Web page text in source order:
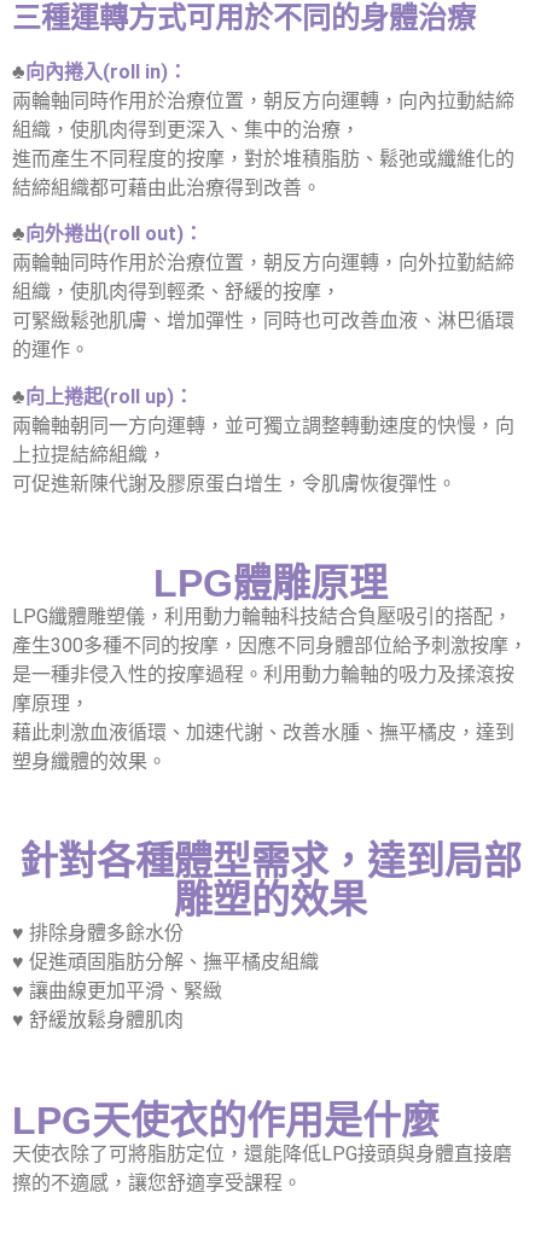
三種運轉方式可用於不同的身體治療
♣向內捲入(roll in)：
兩輪軸同時作用於治療位置，朝反方向運轉，向內拉動結締
組織，使肌肉得到更深入、集中的治療，
進而產生不同程度的按摩，對於堆積脂肪、鬆弛或纖維化的
結締組織都可藉由此治療得到改善。
♣向外捲出(roll out)：
兩輪軸同時作用於治療位置，朝反方向運轉，向外拉勤結締
組織，使肌肉得到輕柔、舒緩的按摩，
可緊緻鬆弛肌膚、增加彈性，同時也可改善血液、淋巴循環
的運作。
♣向上捲起(roll up)：
兩輪軸朝同一方向運轉，並可獨立調整轉動速度的快慢，向
上拉提結締組織，
可促進新陳代謝及膠原蛋白增生，令肌膚恢復彈性。
LPG體雕原理
LPG纖體雕塑儀，利用動力輪軸科技結合負壓吸引的搭配，
產生300多種不同的按摩，因應不同身體部位給予刺激按摩，
是一種非侵入性的按摩過程。利用動力輪軸的吸力及揉滾按
摩原理，
藉此刺激血液循環、加速代謝、改善水腫、撫平橘皮，達到
塑身纖體的效果。
針對各種體型需求，達到局部
雕塑的效果
♥ 排除身體多餘水份
♥ 促進頑固脂肪分解、撫平橘皮組織
♥ 讓曲線更加平滑、緊緻
♥ 舒緩放鬆身體肌肉
LPG天使衣的作用是什麼
天使衣除了可將脂肪定位，還能降低LPG接頭與身體直接磨
擦的不適感，讓您舒適享受課程。